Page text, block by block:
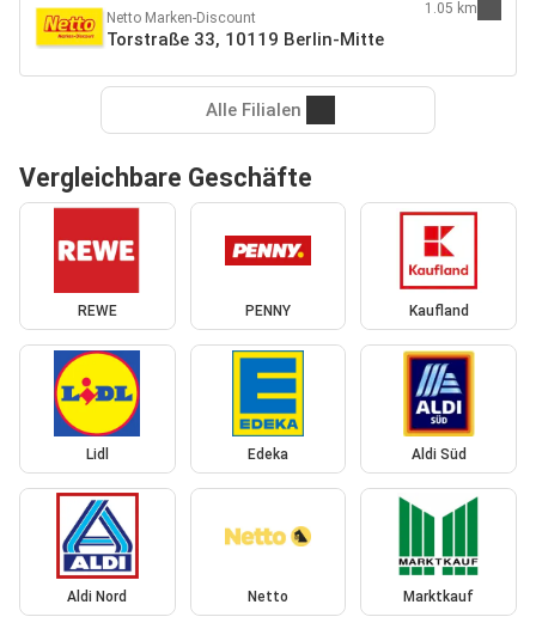
Netto Marken-Discount
Torstraße 33, 10119 Berlin-Mitte
1.05 km
Alle Filialen
Vergleichbare Geschäfte
REWE PENNY Kaufland
Lidl Edeka Aldi Süd
Aldi Nord Netto Marktkauf